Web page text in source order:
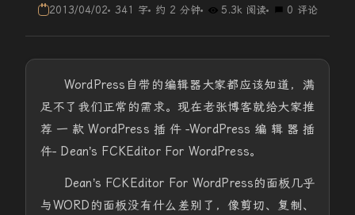
2013/04/02 341 字 约 2 分钟 5.3k 阅读 0 评论
WordPress自带的编辑器大家都应该知道，满
足不了我们正常的需求。现在老张博客就给大家推
荐一款WordPress插件-WordPress编辑器插
件- Dean’s FCKEditor For WordPress。
Dean’s FCKEditor For WordPress的面板几乎
与WORD的面板没有什么差别了，像剪切、复制、